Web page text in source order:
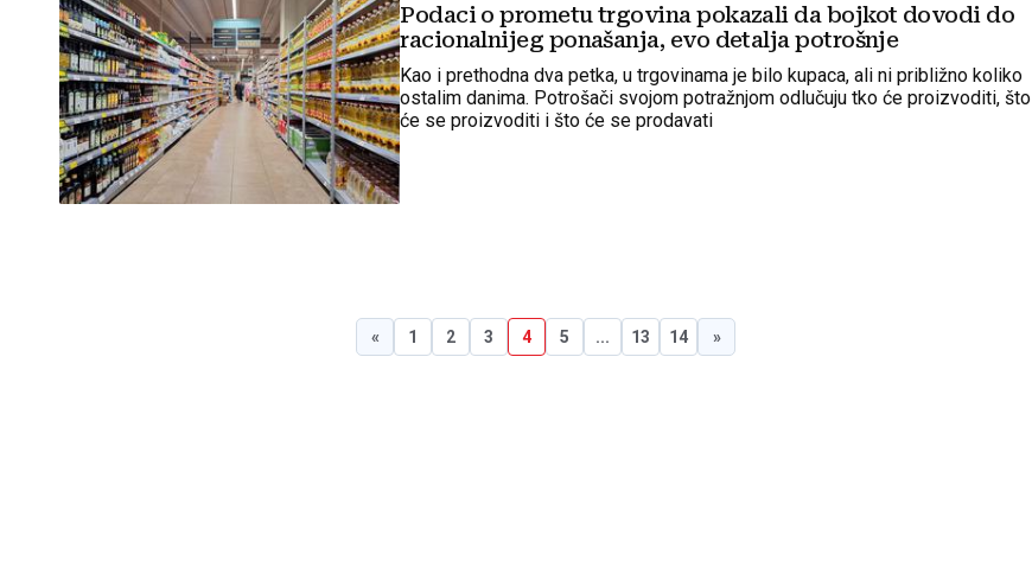
Podaci o prometu trgovina pokazali da bojkot dovodi do
racionalnijeg ponašanja, evo detalja potrošnje
Kao i prethodna dva petka, u trgovinama je bilo kupaca, ali ni približno koliko
ostalim danima. Potrošači svojom potražnjom odlučuju tko će proizvoditi, što
će se proizvoditi i što će se prodavati
« 1 2 3 4 5 ... 13 14 »